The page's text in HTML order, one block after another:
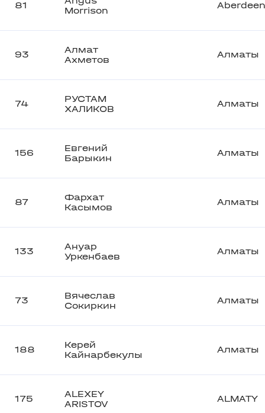
81
Morrison
Aberdeen
93
Алмат
Ахметов
Алматы
74
РУСТАМ
ХАЛИКОВ
Алматы
156
Евгений
Барыкин
Алматы
87
Фархат
Касымов
Алматы
133
Ануар
Уркенбаев
Алматы
73
Вячеслав
Сокиркин
Алматы
188
Керей
Кайнарбекулы
Алматы
175
ALEXEY
ARISTOV
ALMATY